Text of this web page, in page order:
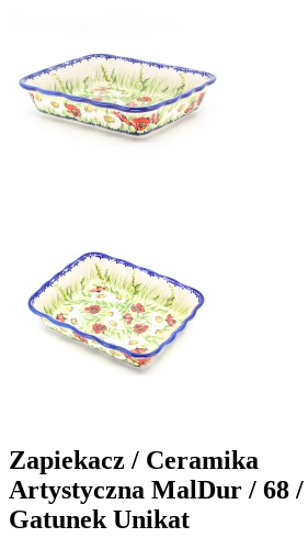
Zapiekacz / Ceramika
Artystyczna MalDur / 68 /
Gatunek Unikat